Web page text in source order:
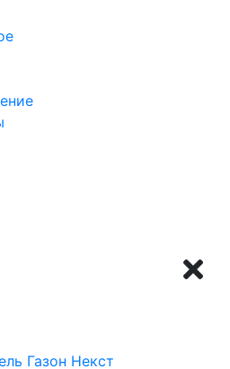
Газон Некст